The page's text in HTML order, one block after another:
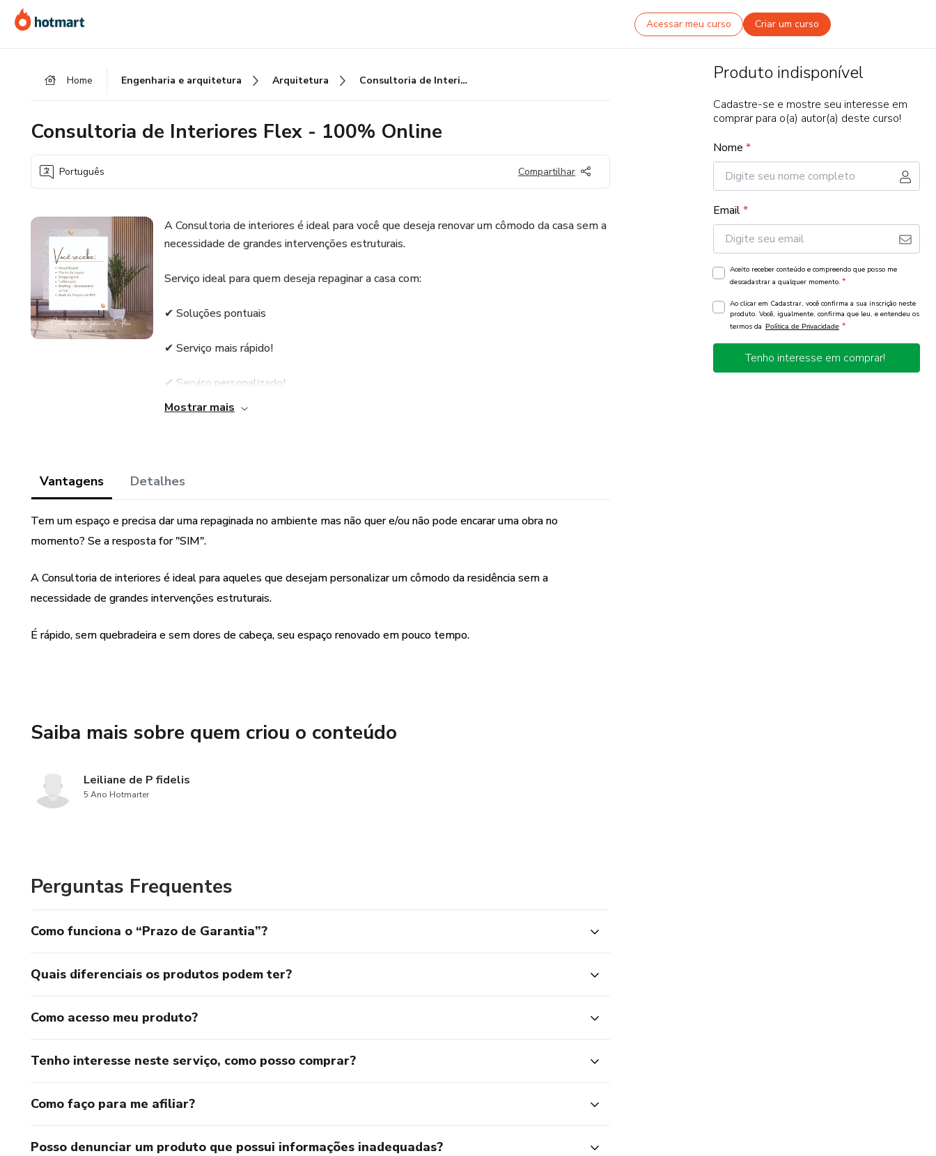
para
o
para
o
para
o
Acessar meu curso Criar um curso
Home Engenharia e arquitetura Arquitetura Consultoria de Interiores Flex - 100% Online
Consultoria de Interiores Flex - 100% Online
Português Compartilhar
A Consultoria de interiores é ideal para você que deseja renovar um cômodo da casa sem a
necessidade de grandes intervenções estruturais.
Serviço ideal para quem deseja repaginar a casa com:
✔︎ Soluções pontuais
✔︎ Serviço mais rápido!
✔︎ Serviço personalizado!
COMO FUNCIONA A CONSULTORIA?
➡️ ETAPA 1: Precisamos que você envie fotos e medidas do ambiente que deseja renovar
(Enviarei um formulário que você deverá preencher de acordo com seus gostos,
➡️ ETAPA 2: Reunião de 1 hora, sendo 100% online, para a elaboração com o cliente
melhor entendimento);
✅ 1 Planta de Layout
*** OBS: O book do projeto será entregue em PDF.
*** Consultoria Online - 1(um) cômodo de até 20m².
✅ Válido somente para Quarto, Sala de estar, Sala de jantar, Varanda, Hall e Home office.
⚠️ Não atendemos ambientes molhados, tal como cozinha, banheiro, lavanderia na
consultoria online.
Mostrar mais
Vantagens Detalhes
Tem um espaço e precisa dar uma repaginada no ambiente mas não quer e/ou não pode encarar uma obra no
momento? Se a resposta for "SIM".
A Consultoria de interiores é ideal para aqueles que desejam personalizar um cômodo da residência sem a
necessidade de grandes intervenções estruturais.
É rápido, sem quebradeira e sem dores de cabeça, seu espaço renovado em pouco tempo.
Saiba mais sobre quem criou o conteúdo
Leiliane de P fidelis
5 Ano Hotmarter
Perguntas Frequentes
Como funciona o “Prazo de Garantia”?
Quais diferenciais os produtos podem ter?
Como acesso meu produto?
Tenho interesse neste serviço, como posso comprar?
Como faço para me afiliar?
Posso denunciar um produto que possui informações inadequadas?
Produto indisponível
Cadastre-se e mostre seu interesse em
comprar para o(a) autor(a) deste curso!
Nome *
Email*
Aceito receber conteúdo e compreendo que posso me
descadastrar a qualquer momento. *
Ao clicar em Cadastrar, você confirma a sua inscrição neste
produto. Você, igualmente, confirma que leu, e entendeu os
termos da Política de Privacidade *
Tenho interesse em comprar!